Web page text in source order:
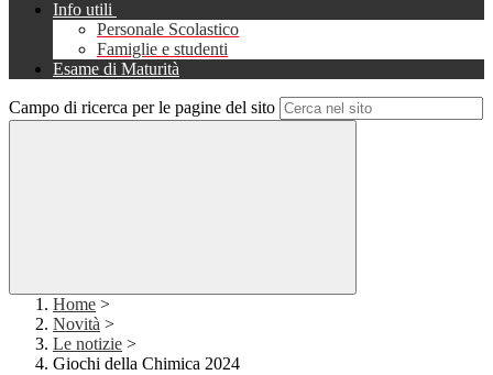
Info utili
Personale Scolastico
Famiglie e studenti
Esame di Maturità
Campo di ricerca per le pagine del sito
Home >
Novità >
Le notizie >
Giochi della Chimica 2024